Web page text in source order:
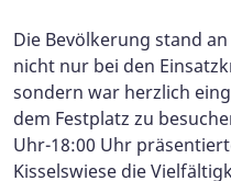
Die Bevölkerung stand
nicht nur bei den
sondern war herzlich
dem Festplatz zu
Uhr-18:00 Uhr
Kisselswiese die